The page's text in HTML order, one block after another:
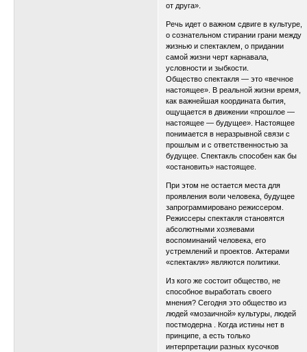
от друга».
Речь идет о важном сдвиге в культуре,
о сознательном стирании грани между
жизнью и спектаклем, о придании
самой жизни черт карнавала,
условности и зыбкости.
Общество спектакля — это «вечное
настоящее». В реальной жизни время,
как важнейшая координата бытия,
ощущается в движении «прошлое —
настоящее — будущее». Настоящее
понимается в неразрывной связи с
прошлым и с ответственностью за
будущее. Спектакль способен как бы
«остановить» настоящее.
При этом не остается места для
проявления воли человека, будущее
запрограммировано режиссером.
Режиссеры спектакля становятся
абсолютными хозяевами
воспоминаний человека, его
устремлений и проектов. Актерами
«спектакля» являются политики.
Из кого же состоит общество, не
способное выработать своего
мнения? Сегодня это общество из
людей «мозаичной» культуры, людей
постмодерна . Когда истины нет в
принципе, а есть только
интерпретации разных кусочков